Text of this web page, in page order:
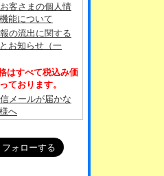
客さまの個人情
能について
の流出に関する
お知らせ（一
はすべて税込み価
ております。
メールが届かな
へ